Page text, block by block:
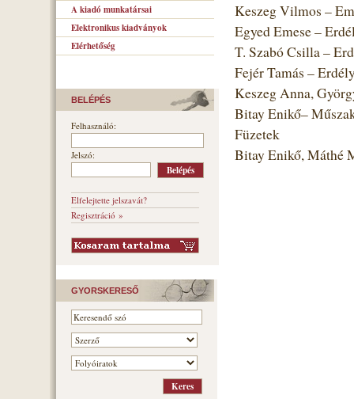
A kiadó munkatársai
Elektronikus kiadványok
Elérhetőség
BELÉPÉS
Felhasználó:
Jelszó:
Elfelejtette jelszavát?
Regisztráció »
GYORSKERESŐ
Keszeg Vilmos –
Egyed Emese –
T. Szabó Csilla –
Fejér Tamás –
Keszeg Anna,
Bitay Enikő–
Füzetek
Bitay Enikő, Máthé